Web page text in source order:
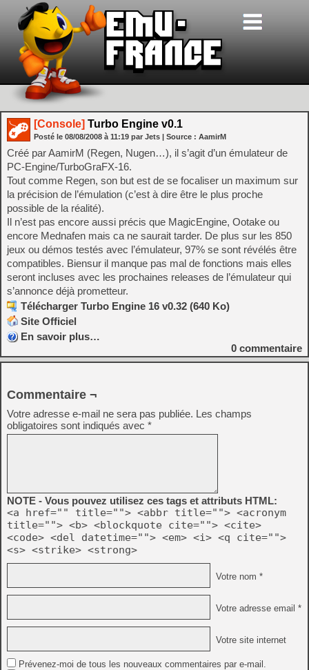
[Console] Turbo Engine v0.1
Posté le 08/08/2008 à 11:19 par Jets | Source : AamirM
Créé par AamirM (Regen, Nugen…), il s’agit d’un émulateur de
PC-Engine/TurboGraFX-16.
Tout comme Regen, son but est de se focaliser un maximum sur
la précision de l’émulation (c’est à dire être le plus proche
possible de la réalité).
Il n’est pas encore aussi précis que MagicEngine, Ootake ou
encore Mednafen mais ca ne saurait tarder. De plus sur les 850
jeux ou démos testés avec l’émulateur, 97% se sont révélés être
compatibles. Biensur il manque pas mal de fonctions mais elles
seront incluses avec les prochaines releases de l’émulateur qui
s’annonce déjà prometteur.
Télécharger Turbo Engine 16 v0.32 (640 Ko)
Site Officiel
En savoir plus…
0 commentaire
Commentaire ¬
Votre adresse e-mail ne sera pas publiée. Les champs
obligatoires sont indiqués avec *
NOTE - Vous pouvez utilisez ces tags et attributs HTML:
<a href="" title=""> <abbr title=""> <acronym
title=""> <b> <blockquote cite=""> <cite>
<code> <del datetime=""> <em> <i> <q cite="">
<s> <strike> <strong>
Votre nom *
Votre adresse email *
Votre site internet
Prévenez-moi de tous les nouveaux commentaires par e-mail.